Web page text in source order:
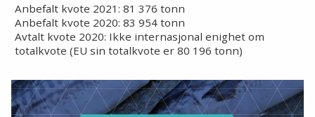
Anbefalt kvote 2021: 81 376 tonn
Anbefalt kvote 2020: 83 954 tonn
Avtalt kvote 2020: Ikke internasjonal enighet om
totalkvote (EU sin totalkvote er 80 196 tonn)